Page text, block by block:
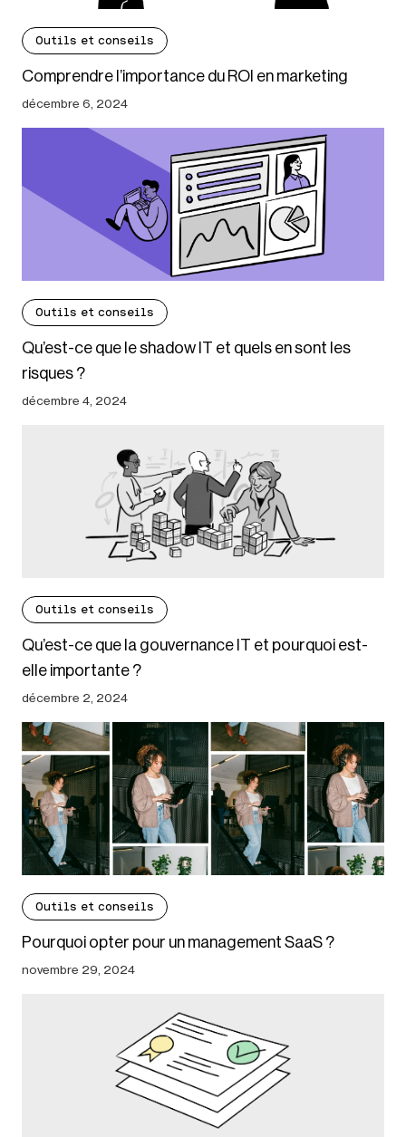
Outils et conseils
Comprendre l’importance du ROI en marketing
décembre 6, 2024
Outils et conseils
Qu’est-ce que le shadow IT et quels en sont les
risques ?
décembre 4, 2024
Outils et conseils
Qu’est-ce que la gouvernance IT et pourquoi est-
elle importante ?
décembre 2, 2024
Outils et conseils
Pourquoi opter pour un management SaaS ?
novembre 29, 2024